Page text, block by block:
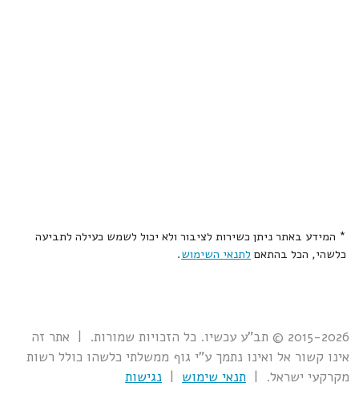
* המידע באתר ניתן כשירות לציבור ולא יכול לשמש כעילה לתביעה
כלשהי, הכל בהתאם לתנאי השימוש.
2015-2026 © תב"ע עכשיו. כל הזכויות שמורות. | אתר זה
אינו קשור אל ואינו נתמך ע"י גוף ממשלתי כלשהו כולל רשות
מקרקעי ישראל. | תנאי שימוש | נגישות